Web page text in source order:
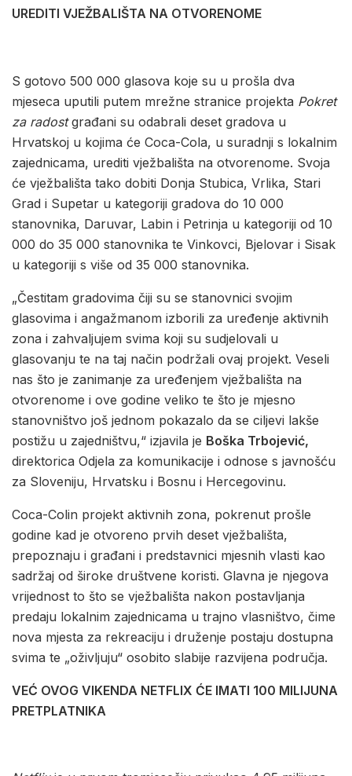
UREDITI VJEŽBALIŠTA NA OTVORENOME
S gotovo 500 000 glasova koje su u prošla dva
mjeseca uputili putem mrežne stranice projekta Pokret
za radostgrađani su odabrali deset gradova u
Hrvatskoj u kojima će Coca-Cola, u suradnji s lokalnim
zajednicama, urediti vježbališta na otvorenome. Svoja
će vježbališta tako dobiti Donja Stubica, Vrlika, Stari
Grad i Supetar u kategoriji gradova do 10 000
stanovnika, Daruvar, Labin i Petrinja u kategoriji od 10
000 do 35 000 stanovnika te Vinkovci, Bjelovar i Sisak
u kategoriji s više od 35 000 stanovnika.
„Čestitam gradovima čiji su se stanovnici svojim
glasovima i angažmanom izborili za uređenje aktivnih
zona i zahvaljujem svima koji su sudjelovali u
glasovanju te na taj način podržali ovaj projekt. Veseli
nas što je zanimanje za uređenjem vježbališta na
otvorenome i ove godine veliko te što je mjesno
stanovništvo još jednom pokazalo da se ciljevi lakše
postižu u zajedništvu,“ izjavila je Boška Trbojević,
direktorica Odjela za komunikacije i odnose s javnošću
za Sloveniju, Hrvatsku i Bosnu i Hercegovinu.
Coca-Colin projekt aktivnih zona, pokrenut prošle
godine kad je otvoreno prvih deset vježbališta,
prepoznaju i građani i predstavnici mjesnih vlasti kao
sadržaj od široke društvene koristi. Glavna je njegova
vrijednost to što se vježbališta nakon postavljanja
predaju lokalnim zajednicama u trajno vlasništvo, čime
nova mjesta za rekreaciju i druženje postaju dostupna
svima te „oživljuju“ osobito slabije razvijena područja.
VEĆ OVOG VIKENDA NETFLIX ĆE IMATI 100 MILIJUNA
PRETPLATNIKA